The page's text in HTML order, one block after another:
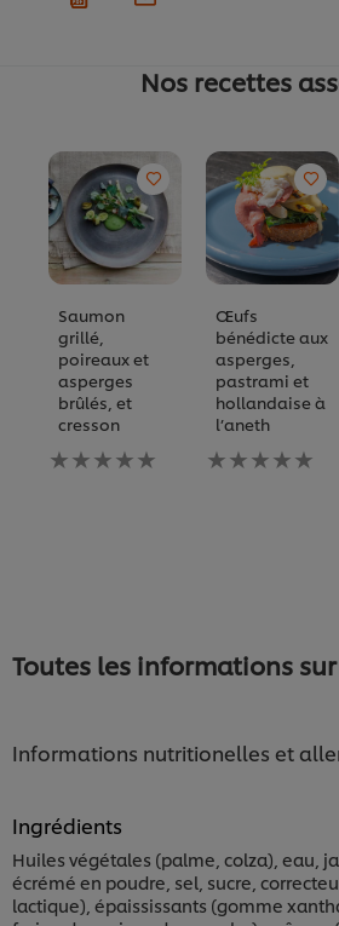
Nos recettes
Saumon
grillé,
poireaux et
asperges
brûlés, et
cresson
Aucune
évaluation
Œufs
bénédicte aux
asperges,
pastrami et
hollandaise à
l’aneth
Aucune
évaluation
Toutes les informations
Informations nutritionelles et
Ingrédients
Huiles végétales (palme, colza), eau,
écrémé en poudre, sel, sucre,
lactique), épaississants (gomme
Nous utilisons des cookies et
pour améliorer votre
cookies vous permettent de